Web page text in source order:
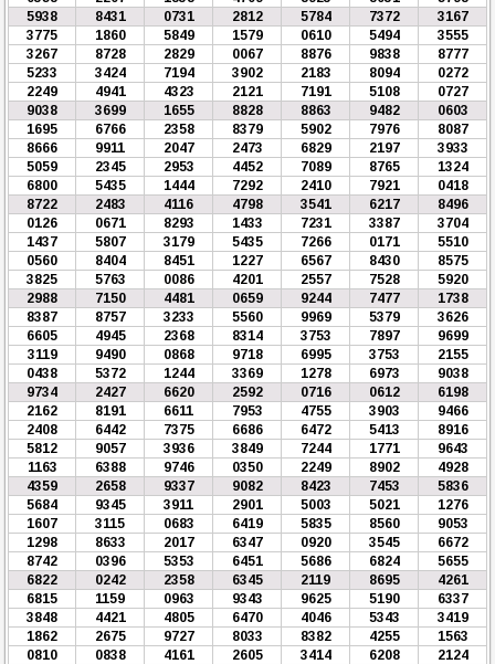
5938
8431 0731 2812 5784 7372
3167
3775
1860 5849 1579 0610 5494
3555
3267
8728 2829 0067 8876 9838
8777
5233
3424 7194 3902 2183 8094
0272
2249
4941 4323 2121 7191 5108
0727
9038
3699 1655 8828 8863 9482
0603
1695
6766 2358 8379 5902 7976
8087
8666
9911 2047 2473 6829 2197
3933
5059
2345 2953 4452 7089 8765
1324
6800
5435 1444 7292 2410 7921
0418
8722
2483 4116 4798 3541 6217
8496
0126
0671 8293 1433 7231 3387
3704
1437
5807 3179 5435 7266 0171
5510
0560
8404 8451 1227 6567 8430
8575
3825
5763 0086 4201 2557 7528
5920
2988
7150 4481 0659 9244 7477
1738
8387
8757 3233 5560 9969 5379
3626
6605
4945 2368 8314 3753 7897
9699
3119
9490 0868 9718 6995 3753
2155
0438
5372 1244 3369 1278 6973
9038
9734
2427 6620 2592 0716 0612
6198
2162
8191 6611 7953 4755 3903
9466
2408
6442 7375 6686 6472 5413
8916
5812
9057 3936 3849 7244 1771
9643
1163
6388 9746 0350 2249 8902
4928
4359
2658 9337 9082 8423 7453
5836
5684
9345 3911 2901 5003 5021
1276
1607
3115 0683 6419 5835 8560
9053
1298
8633 2017 6347 0920 3545
6672
8742
0396 5353 6451 5686 6824
5655
6822
0242 2358 6345 2119 8695
4261
6815
1159 0963 9343 9625 5190
6337
3848
4421 4805 6470 4046 5343
3419
1862
2675 9727 8033 8382 4255
1563
0810
0838 4161 2605 3414 6208
2124